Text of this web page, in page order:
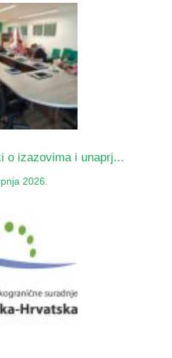
o izazovima i unaprj...
2026.